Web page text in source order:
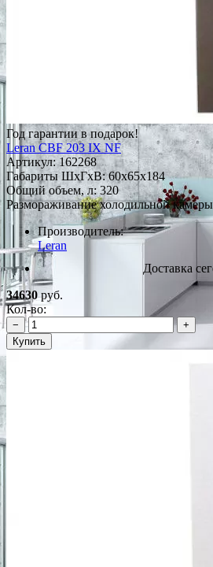
Год гарантии в подарок!
Leran CBF 203 IX NF
Артикул:162268
Габариты ШxГxВ: 60x65x184
Общий объем, л: 320
Размораживание холодильной
Производитель:
Leran
Доставка
34630руб.
Кол-во:
−
+
Купить